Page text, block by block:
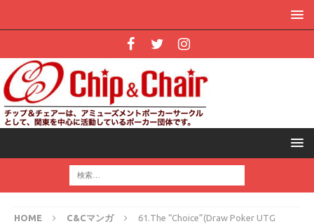
HOME C&Cマンガ
61.The “Choice”(Draw Poker UTG